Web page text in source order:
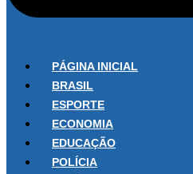
PÁGINA INICIAL
BRASIL
ESPORTE
ECONOMIA
EDUCAÇÃO
POLÍCIA